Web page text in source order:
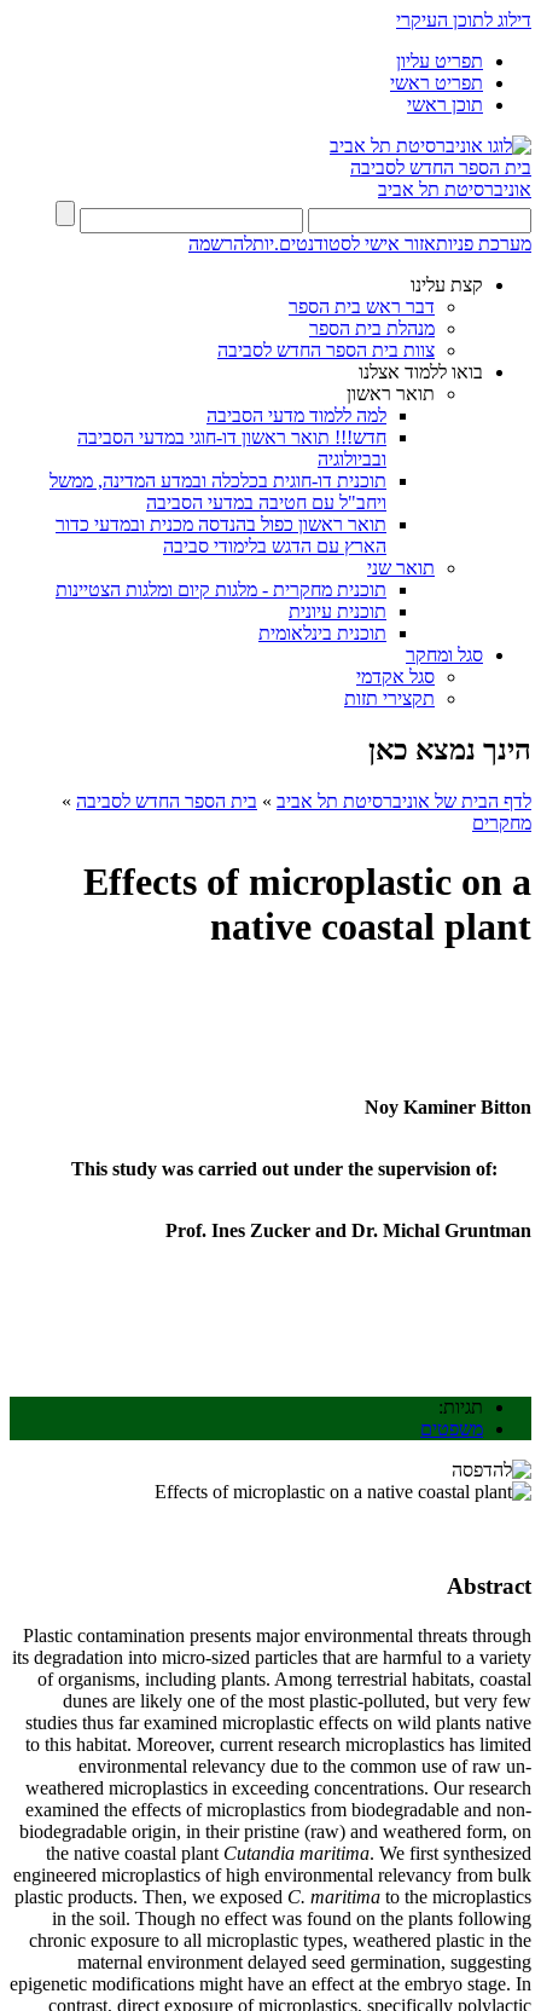
דילוג לתוכן העיקרי
תפריט עליון
תפריט ראשי
תוכן ראשי
בית הספר החדש לסביבה
אוניברסיטת תל אביב
מערכת פניותאזור אישי לסטודנטים.יותלהרשמה
קצת עלינו
דבר ראש בית הספר
מנהלת בית הספר
צוות בית הספר החדש לסביבה
בואו ללמוד אצלנו
תואר ראשון
למה ללמוד מדעי הסביבה
חדש!!! תואר ראשון דו-חוגי במדעי הסביבה
ובביולוגיה
תוכנית דו-חוגית בכלכלה ובמדע המדינה, ממשל
ויחב"ל עם חטיבה במדעי הסביבה
תואר ראשון כפול בהנדסה מכנית ובמדעי כדור
הארץ עם הדגש בלימודי סביבה
תואר שני
תוכנית מחקרית - מלגות קיום ומלגות הצטיינות
תוכנית עיונית
תוכנית בינלאומית
סגל ומחקר
סגל אקדמי
תקצירי תזות
הינך נמצא כאן
לדף הבית של אוניברסיטת תל אביב » בית הספר החדש לסביבה »
מחקרים
Effects of microplastic on a
native coastal plant
Noy Kaminer Bitton
:
This study was carried out under the supervision of
Prof. Ines Zucker and Dr. Michal Gruntman
תגיות:
משפטים
Abstract
Plastic contamination presents major environmental threats through
its degradation into micro-sized particles that are harmful to a variety
of organisms, including plants. Among terrestrial habitats, coastal
dunes are likely one of the most plastic-polluted, but very few
studies thus far examined microplastic effects on wild plants native
to this habitat. Moreover, current research microplastics has limited
environmental relevancy due to the common use of raw un-
weathered microplastics in exceeding concentrations. Our research
examined the effects of microplastics from biodegradable and non-
biodegradable origin, in their pristine (raw) and weathered form, on
the native coastal plant Cutandia maritima. We first synthesized
engineered microplastics of high environmental relevancy from bulk
plastic products. Then, we exposed C. maritima to the microplastics
in the soil. Though no effect was found on the plants following
chronic exposure to all microplastic types, weathered plastic in the
maternal environment delayed seed germination, suggesting
epigenetic modifications might have an effect at the embryo stage. In
contrast, direct exposure of microplastics, specifically polylactic